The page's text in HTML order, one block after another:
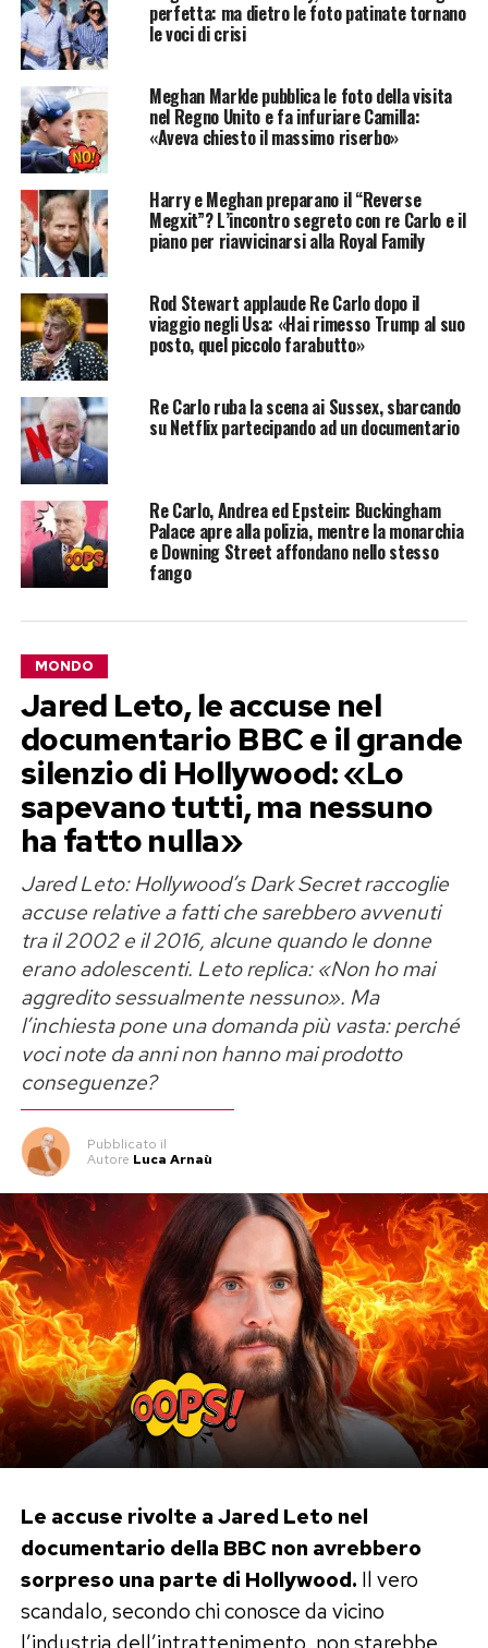
perfetta: ma dietro le foto patinate tornano
le voci di crisi
Meghan Markle pubblica le foto della visita
nel Regno Unito e fa infuriare Camilla:
«Aveva chiesto il massimo riserbo»
Harry e Meghan preparano il “Reverse
Megxit”? L’incontro segreto con re Carlo e il
piano per riavvicinarsi alla Royal Family
Rod Stewart applaude Re Carlo dopo il
viaggio negli Usa: «Hai rimesso Trump al suo
posto, quel piccolo farabutto»
Re Carlo ruba la scena ai Sussex, sbarcando
su Netflix partecipando ad un documentario
Re Carlo, Andrea ed Epstein: Buckingham
Palace apre alla polizia, mentre la monarchia
e Downing Street affondano nello stesso
fango
MONDO
Jared Leto, le accuse nel
documentario BBC e il grande
silenzio di Hollywood: «Lo
sapevano tutti, ma nessuno
ha fatto nulla»
Jared Leto: Hollywood’s Dark Secret raccoglie
accuse relative a fatti che sarebbero avvenuti
tra il 2002 e il 2016, alcune quando le donne
erano adolescenti. Leto replica: «Non ho mai
aggredito sessualmente nessuno». Ma
l’inchiesta pone una domanda più vasta: perché
voci note da anni non hanno mai prodotto
conseguenze?
Pubblicato il
Autore Luca Arnaù
Le accuse rivolte a Jared Leto nel
documentario della BBC non avrebbero
sorpreso una parte di Hollywood. Il vero
scandalo, secondo chi conosce da vicino